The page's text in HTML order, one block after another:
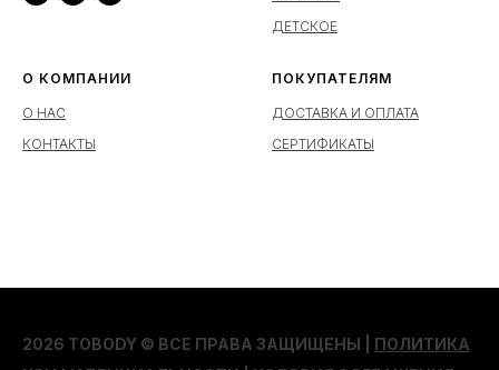
ДЕТСКОЕ
О КОМПАНИИ
О НАС
КОНТАКТЫ
ПОКУПАТЕЛЯМ
ДОСТАВКА И ОПЛАТА
СЕРТИФИКАТЫ
2026 TOBODY © ВСЕ ПРАВА ЗАЩИЩЕНЫ | ПОЛИТИКА